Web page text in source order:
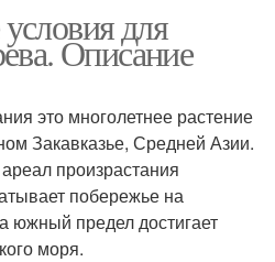
для
Описание
это многолетнее растение
Закавказье, Средней Азии.
произрастания
побережье на
южный предел достигает
моря.